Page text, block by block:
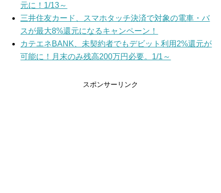
元に！1/13～
三井住友カード、スマホタッチ決済で対象の電車・バ
スが最大8%還元になるキャンペーン！
カテエネBANK、未契約者でもデビット利用2%還元が
可能に！月末のみ残高200万円必要。1/1～
スポンサーリンク